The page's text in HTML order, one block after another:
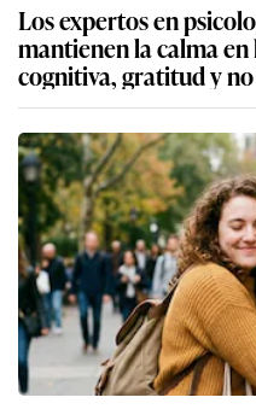
Los expertos en
mantienen la calma
cognitiva, gratitud y